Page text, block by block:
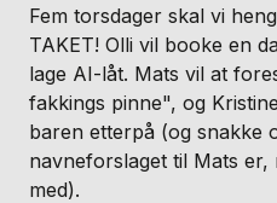
Fem torsdager skal vi
TAKET! Olli vil booke en
lage AI-låt. Mats vil at
fakkings pinne", og
baren etterpå (og snakke
navneforslaget til Mats
med).